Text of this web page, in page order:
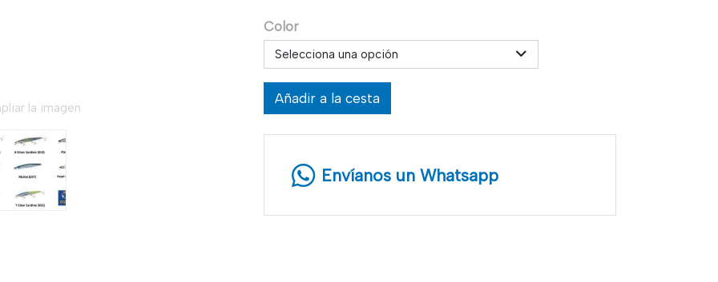
la imagen
Color
Selecciona una opción
Añadir a la cesta
Envíanos un Whatsapp